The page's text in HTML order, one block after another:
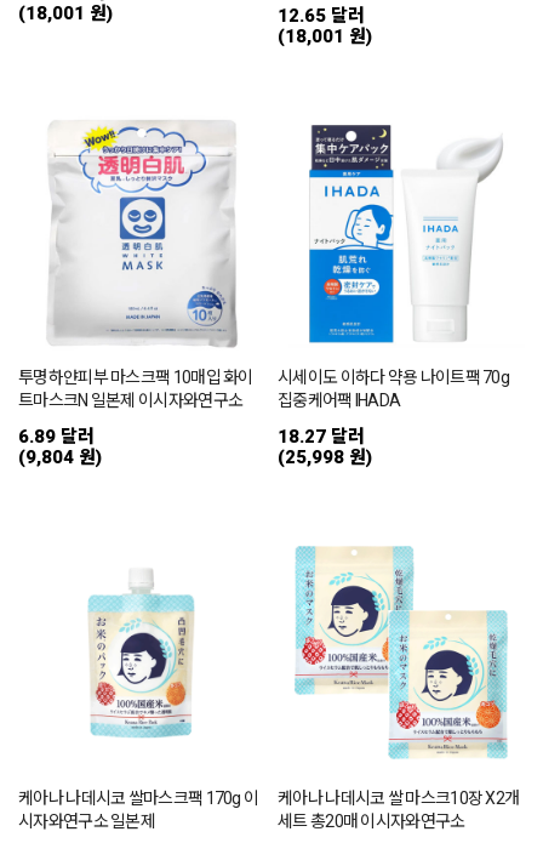
(18,001 원) 12.65 달러
(18,001 원)
투명하얀피부 마스크팩 10매입 화이
트마스크N 일본제 이시자와연구소
6.89 달러
(9,804 원)
시세이도 이하다 약용 나이트팩 70g
집중케어팩 IHADA
18.27 달러
(25,998 원)
케아나 나데시코 쌀마스크팩 170g 이
시자와연구소 일본제
케아나 나데시코 쌀 마스크10장 X2개
세트 총20매 이시자와연구소